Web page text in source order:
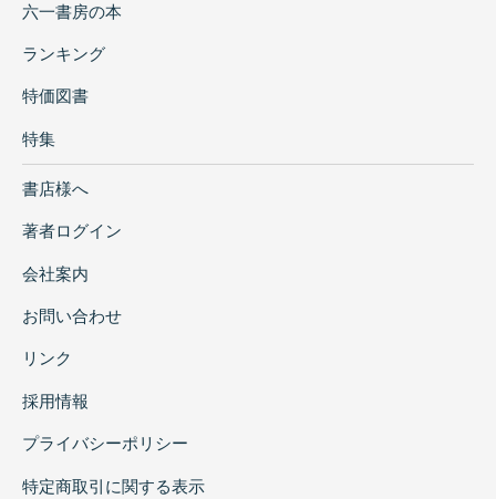
六一書房の本
ランキング
特価図書
特集
書店様へ
著者ログイン
会社案内
お問い合わせ
リンク
採用情報
プライバシーポリシー
特定商取引に関する表示